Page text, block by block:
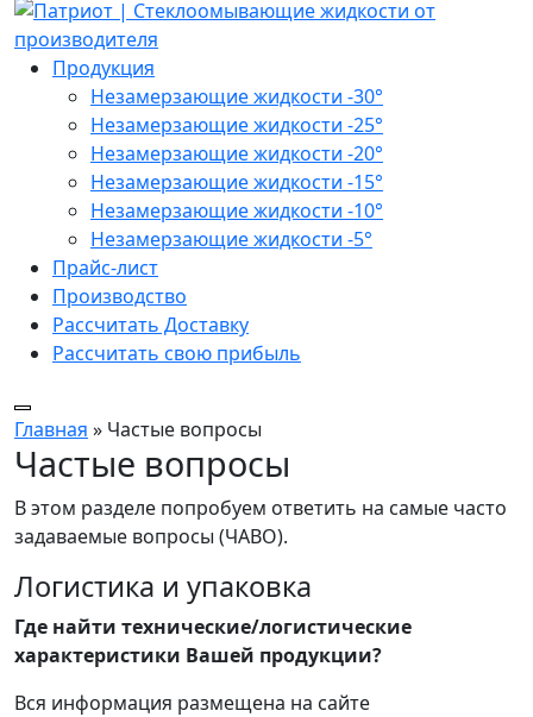
Продукция
Незамерзающие жидкости -30°
Незамерзающие жидкости -25°
Незамерзающие жидкости -20°
Незамерзающие жидкости -15°
Незамерзающие жидкости -10°
Незамерзающие жидкости -5°
Прайс-лист
Производство
Рассчитать Доставку
Рассчитать свою прибыль
Главная » Частые вопросы
Частые вопросы
В этом разделе попробуем ответить на самые часто
задаваемые вопросы (ЧАВО).
Логистика и упаковка
Где найти технические/логистические
характеристики Вашей продукции?
Вся информация размещена на сайте